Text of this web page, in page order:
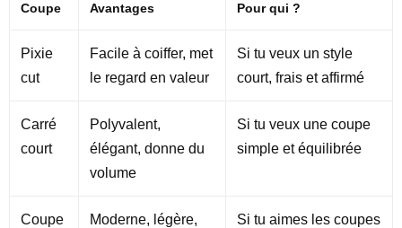
Coupe Avantages Pour qui ?
Pixie
cut
Facile à coiffer, met
le regard en valeur
Si tu veux un style
court, frais et affirmé
Carré
court
Polyvalent,
élégant, donne du
volume
Si tu veux une coupe
simple et équilibrée
Coupe
Moderne, légère,
Si tu aimes les coupes